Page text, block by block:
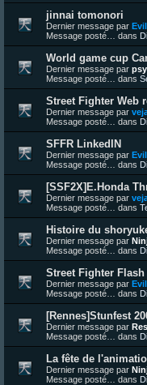
jinnai tomonori
Dernier message par
Message posté… dans
World game cup
Dernier message par
Message posté… dans
Street Fighter Web
Dernier message par
Message posté… dans
SFFR LinkedIN
Dernier message par
Message posté… dans
[SSF2X]E.Honda
Dernier message par
Message posté… dans
Histoire du
Dernier message par
Message posté… dans
Street Fighter
Dernier message par
Message posté… dans
[Rennes]Stunfest
Dernier message par
Message posté… dans
La fête de
Dernier message par
Message posté… dans